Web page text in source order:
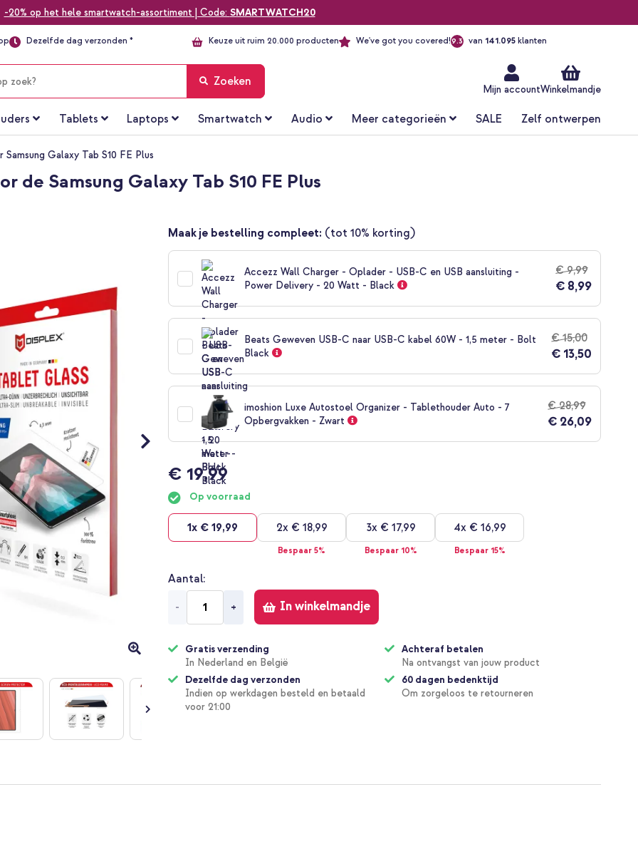
-20% op het hele smartwatch-assortiment | Code: SMARTWATCH20
Dezelfde dag verzonden * Keuze uit ruim 20.000 producten We've got you covered!9.3 van 141.095klanten
Mijn accountWinkelmandje
Zoeken
Tablets Laptops Smartwatch Audio Meer categorieën SALE Zelf ontwerpen
Galaxy Tab S10 FE Plus
de Samsung Galaxy Tab S10 FE Plus
Maak je bestelling compleet: (tot 10% korting)
Accezz Wall Charger - Oplader - USB-C en USB aansluiting -
Power Delivery - 20 Watt - Black
€ 9,99
€ 8,99
Beats Geweven USB-C naar USB-C kabel 60W - 1,5 meter - Bolt
Black
€ 15,00
€ 13,50
imoshion Luxe Autostoel Organizer - Tablethouder Auto - 7
Opbergvakken - Zwart
€ 28,99
€ 26,09
€ 19,99
Op voorraad
1x € 19,99 2x € 18,99
Bespaar 5%
3x € 17,99
Bespaar 10%
4x € 16,99
Bespaar 15%
Aantal
- + In winkelmandje
Gratis verzending
In Nederland en België
Dezelfde dag verzonden
Indien op werkdagen besteld en betaald
voor 21:00
Achteraf betalen
Na ontvangst van jouw product
60 dagen bedenktijd
Om zorgeloos te retourneren